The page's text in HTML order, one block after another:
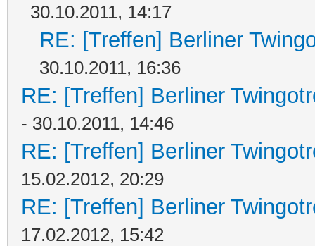
30.10.2011, 14:17
RE: [Treffen] Berliner
30.10.2011, 16:36
RE: [Treffen] Berliner
- 30.10.2011, 14:46
RE: [Treffen] Berliner
15.02.2012, 20:29
RE: [Treffen] Berliner
17.02.2012, 15:42